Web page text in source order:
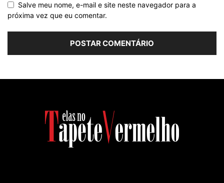
Salve meu nome, e-mail e site neste navegador para a
próxima vez que eu comentar.